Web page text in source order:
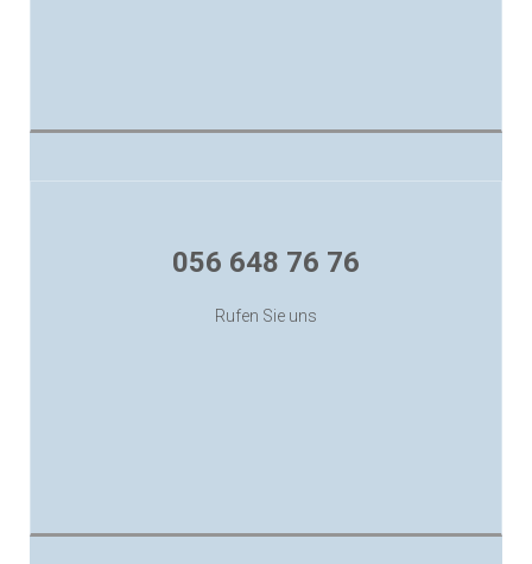
056 648 76 76
Rufen Sie uns
Sa 08:00 -13:00